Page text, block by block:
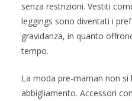
senza restrizioni. Vestiti
leggings sono diventati i
gravidanza, in quanto
tempo.
La moda pre-maman non si
abbigliamento. Accessori